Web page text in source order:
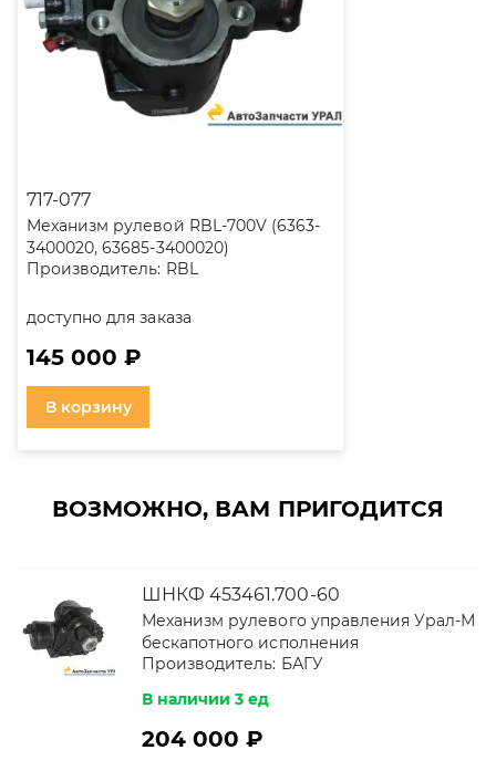
717-077
Механизм рулевой RBL-700V (6363-
3400020, 63685-3400020)
Производитель: RBL
доступно для заказа
145 000 ₽
В корзину
ВОЗМОЖНО, ВАМ ПРИГОДИТСЯ
ШНКФ 453461.700-60
Механизм рулевого управления Урал-М
бескапотного исполнения
Производитель: БАГУ
В наличии 3 ед
204 000 ₽